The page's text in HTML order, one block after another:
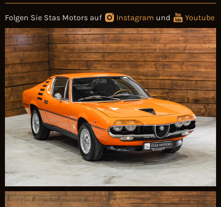
Folgen Sie Stas Motors auf Instagram und Youtube